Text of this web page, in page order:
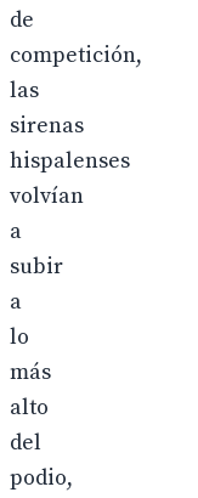
de
competición,
las
sirenas
hispalenses
volvían
a
subir
a
lo
más
alto
del
podio,